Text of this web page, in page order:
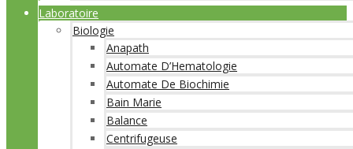
Laboratoire
Biologie
Anapath
Automate D’Hematologie
Automate De Biochimie
Bain Marie
Balance
Centrifugeuse